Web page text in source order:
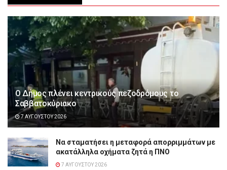
Ο Δήμος πλένει κεντρικούς πεζοδρόμους το
Σαββατοκύριακο
7 ΑΥΓΟΎΣΤΟΥ 2026
Να σταματήσει η μεταφορά απορριμμάτων με
ακατάλληλα οχήματα ζητά η ΠΝΟ
7 ΑΥΓΟΎΣΤΟΥ 2026